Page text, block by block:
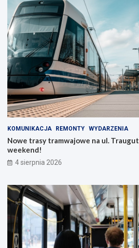
KOMUNIKACJA REMONTY WYDARZENIA
Nowe trasy tramwajowe na ul.
weekend!
4 sierpnia 2026